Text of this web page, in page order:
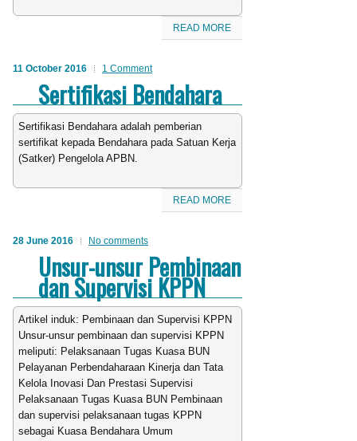
READ MORE
11 October 2016 1 Comment
Sertifikasi Bendahara
Sertifikasi Bendahara adalah pemberian
sertifikat kepada Bendahara pada Satuan Kerja
(Satker) Pengelola APBN.
READ MORE
28 June 2016 No comments
Unsur-unsur Pembinaan
dan Supervisi KPPN
Artikel induk: Pembinaan dan Supervisi KPPN
Unsur-unsur pembinaan dan supervisi KPPN
meliputi: Pelaksanaan Tugas Kuasa BUN
Pelayanan Perbendaharaan Kinerja dan Tata
Kelola Inovasi Dan Prestasi Supervisi
Pelaksanaan Tugas Kuasa BUN Pembinaan
dan supervisi pelaksanaan tugas KPPN
sebagai Kuasa Bendahara Umum